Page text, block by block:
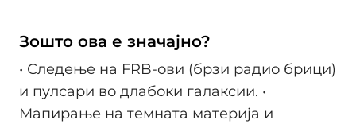
Зошто ова е значајно?
• Следење на FRB-ови (брзи радио брици)
и пулсари во длабоки галаксии. •
Мапирање на темната материја и